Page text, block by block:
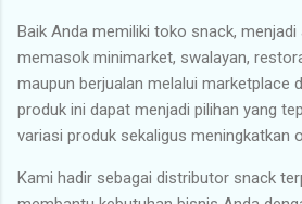
Baik Anda memiliki toko snack, menjadi
memasok minimarket, swalayan,
maupun berjualan melalui marketplace
produk ini dapat menjadi pilihan yang
variasi produk sekaligus meningkatkan
Kami hadir sebagai distributor snack